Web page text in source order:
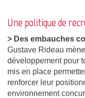
Une politique de
> Des embauches
Gustave Rideau
développement pour
mis en place
renforcer leur
environnement